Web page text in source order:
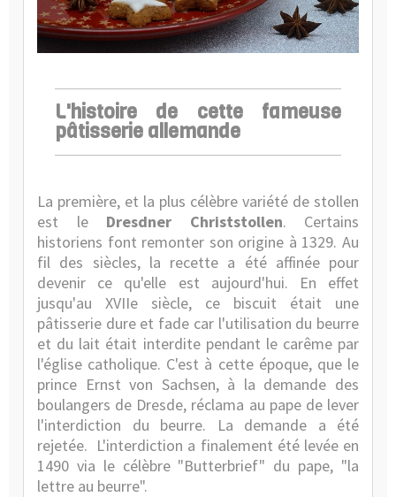
L'histoire de cette fameuse
pâtisserie allemande
La première, et la plus célèbre variété de stollen
est le Dresdner Christstollen. Certains
historiens font remonter son origine à 1329. Au
fil des siècles, la recette a été affinée pour
devenir ce qu'elle est aujourd'hui. En effet
jusqu'au XVIIe siècle, ce biscuit était une
pâtisserie dure et fade car l'utilisation du beurre
et du lait était interdite pendant le carême par
l'église catholique. C'est à cette époque, que le
prince Ernst von Sachsen, à la demande des
boulangers de Dresde, réclama au pape de lever
l'interdiction du beurre. La demande a été
rejetée. L'interdiction a finalement été levée en
1490 via le célèbre "Butterbrief" du pape, "la
lettre au beurre".